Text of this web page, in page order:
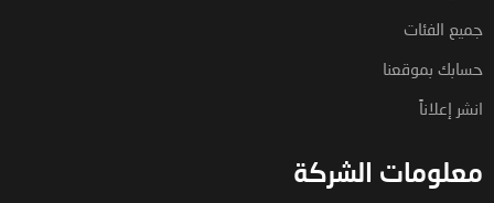
جميع الفئات
حسابك بموقعنا
انشر إعلاناً
معلومات الشركة